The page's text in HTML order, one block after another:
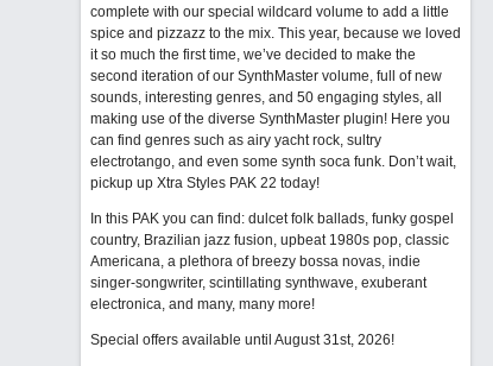
complete with our special wildcard volume to add a little
spice and pizzazz to the mix. This year, because we loved
it so much the first time, we’ve decided to make the
second iteration of our SynthMaster volume, full of new
sounds, interesting genres, and 50 engaging styles, all
making use of the diverse SynthMaster plugin! Here you
can find genres such as airy yacht rock, sultry
electrotango, and even some synth soca funk. Don’t wait,
pickup up Xtra Styles PAK 22 today!
In this PAK you can find: dulcet folk ballads, funky gospel
country, Brazilian jazz fusion, upbeat 1980s pop, classic
Americana, a plethora of breezy bossa novas, indie
singer-songwriter, scintillating synthwave, exuberant
electronica, and many, many more!
Special offers available until August 31st, 2026!